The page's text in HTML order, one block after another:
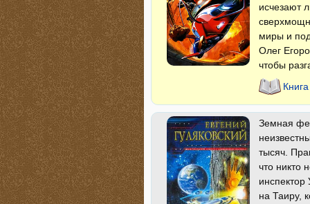
исчезают
миры и
Олег
чтобы
Земная
тысяч.
что никто
инспектор
на Таиру,